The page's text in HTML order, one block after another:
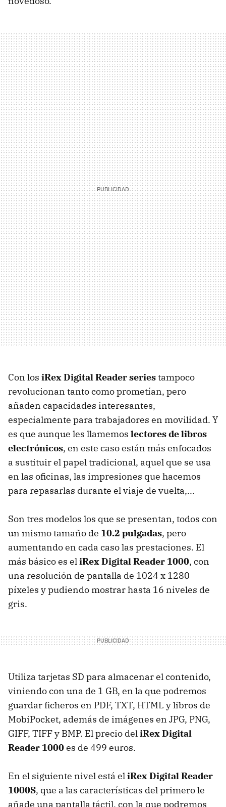
Con los iRex Digital Reader seriestampoco
revolucionan tanto como prometían, pero
añaden capacidades interesantes,
especialmente para trabajadores en movilidad. Y
es que aunque les llamemos lectores de libros
electrónicos, en este caso están más enfocados
a sustituir el papel tradicional, aquel que se usa
en las oficinas, las impresiones que hacemos
para repasarlas durante el viaje de vuelta,...
Son tres modelos los que se presentan, todos con
un mismo tamaño de 10.2 pulgadas, pero
aumentando en cada caso las prestaciones. El
más básico es eliRex Digital Reader 1000, con
una resolución de pantalla de 1024 x 1280
píxeles y pudiendo mostrar hasta 16 niveles de
gris.
Utiliza tarjetas SD para almacenar el contenido,
viniendo con una de 1 GB, en la que podremos
guardar ficheros en PDF, TXT, HTML y libros de
MobiPocket, además de imágenes en JPG, PNG,
GIFF, TIFF y BMP. El precio deliRex Digital
Reader 1000es de 499 euros.
En el siguiente nivel está eliRex Digital Reader
1000S, que a las características del primero le
añade una pantalla táctil, con la que podremos